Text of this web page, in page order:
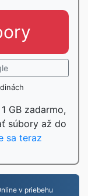
GB zadarmo,
súbory až do
sa teraz
v priebehu